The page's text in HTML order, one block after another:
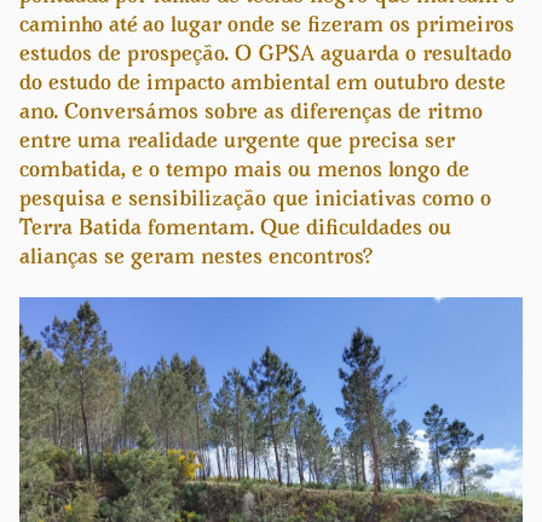
caminho até ao lugar onde se fizeram os primeiros
estudos de prospeção. O GPSA aguarda o resultado
do estudo de impacto ambiental em outubro deste
ano. Conversámos sobre as diferenças de ritmo
entre uma realidade urgente que precisa ser
combatida, e o tempo mais ou menos longo de
pesquisa e sensibilização que iniciativas como o
Terra Batida fomentam. Que dificuldades ou
alianças se geram nestes encontros?